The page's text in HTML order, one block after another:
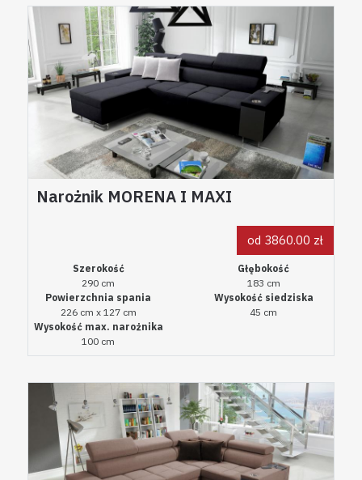
Narożnik MORENA I MAXI
od 3860.00 zł
Szerokość
290 cm
Głębokość
183 cm
Powierzchnia spania
226 cm x 127 cm
Wysokość siedziska
45 cm
Wysokość max. narożnika
100 cm